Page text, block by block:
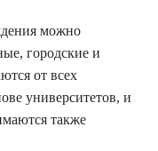
можно
городские и
от всех
университетов, и
также